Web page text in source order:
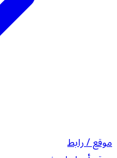
موقع / رابط